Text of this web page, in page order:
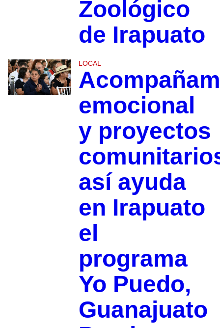
Zoológico
de Irapuato
LOCAL
emocional
y proyectos
así ayuda
en Irapuato
el
programa
Yo Puedo,
Guanajuato